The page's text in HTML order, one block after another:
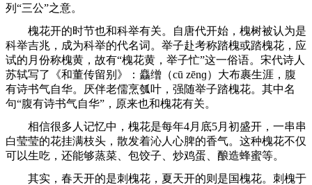
列“三公”之意。
槐花开的时节也和科举有关。自唐代开始，槐树被认为是
科举吉兆，成为科举的代名词。举子赴考称踏槐或踏槐花，应
试的月份称槐黄，故有“槐花黄，举子忙”这一俗语。宋代诗人
苏轼写了《和董传留别》：麤缯（cū zēnɡ）大布裹生涯，腹
有诗书气自华。厌伴老儒烹瓠叶，强随举子踏槐花。其中名
句“腹有诗书气自华”，原来也和槐花有关。
相信很多人记忆中，槐花是每年4月底5月初盛开，一串串
白莹莹的花挂满枝头，散发着沁人心脾的香气。这种槐花不仅
可以生吃，还能够蒸菜、包饺子、炒鸡蛋、酿造蜂蜜等。
其实，春天开的是刺槐花，夏天开的则是国槐花。刺槐于